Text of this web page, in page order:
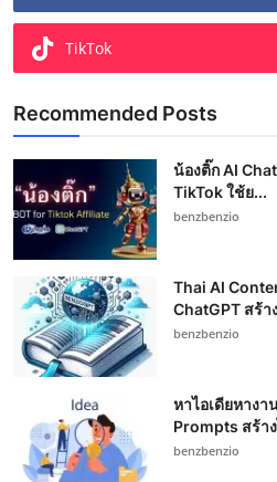
TikTok
Recommended Posts
น้องติ๊ก AI
TikTok ใช้ย...
benzbenzio
Thai AI
ChatGPT สร้า
benzbenzio
หาไอเดียหาง
Prompts สร้าง
benzbenzio